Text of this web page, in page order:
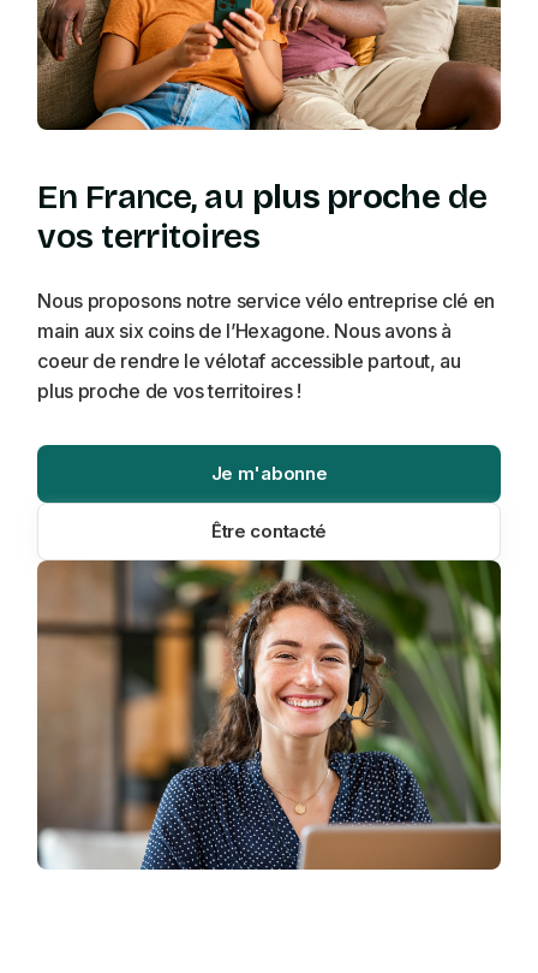
En France, au plus proche de
vos territoires
Nous proposons notre service vélo entreprise clé en
main aux six coins de l’Hexagone. Nous avons à
coeur de rendre le vélotaf accessible partout, au
plus proche de vos territoires !
Je m'abonne
Être contacté